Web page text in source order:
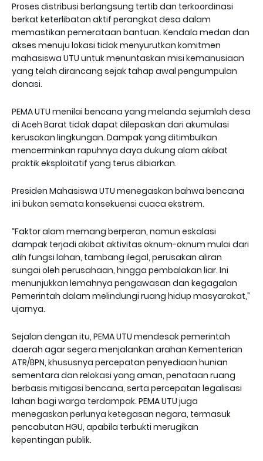
Proses distribusi berlangsung tertib dan terkoordinasi
berkat keterlibatan aktif perangkat desa dalam
memastikan pemerataan bantuan. Kendala medan dan
akses menuju lokasi tidak menyurutkan komitmen
mahasiswa UTU untuk menuntaskan misi kemanusiaan
yang telah dirancang sejak tahap awal pengumpulan
donasi.
PEMA UTU menilai bencana yang melanda sejumlah desa
di Aceh Barat tidak dapat dilepaskan dari akumulasi
kerusakan lingkungan. Dampak yang ditimbulkan
mencerminkan rapuhnya daya dukung alam akibat
praktik eksploitatif yang terus dibiarkan.
Presiden Mahasiswa UTU menegaskan bahwa bencana
ini bukan semata konsekuensi cuaca ekstrem.
“Faktor alam memang berperan, namun eskalasi
dampak terjadi akibat aktivitas oknum-oknum mulai dari
alih fungsi lahan, tambang ilegal, perusakan aliran
sungai oleh perusahaan, hingga pembalakan liar. Ini
menunjukkan lemahnya pengawasan dan kegagalan
Pemerintah dalam melindungi ruang hidup masyarakat,”
ujarnya.
Sejalan dengan itu, PEMA UTU mendesak pemerintah
daerah agar segera menjalankan arahan Kementerian
ATR/BPN, khususnya percepatan penyediaan hunian
sementara dan relokasi yang aman, penataan ruang
berbasis mitigasi bencana, serta percepatan legalisasi
lahan bagi warga terdampak. PEMA UTU juga
menegaskan perlunya ketegasan negara, termasuk
pencabutan HGU, apabila terbukti merugikan
kepentingan publik.